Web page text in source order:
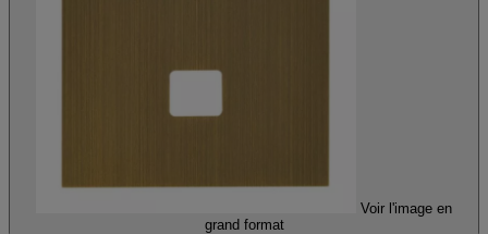
Voir l'image en
grand format